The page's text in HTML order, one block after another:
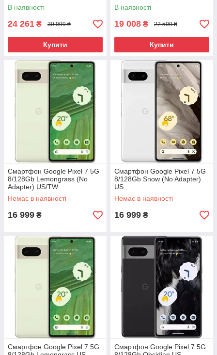
В наявності
24 261 ₴ 30 999 ₴
Купити
В наявності
19 008 ₴ 22 599 ₴
Купити
Смартфон Google Pixel 7 5G
8/128Gb Lemongrass (No
Adapter) US/TW
Немає в наявності
16 999 ₴
Смартфон Google Pixel 7 5G
8/128Gb Snow (No Adapter)
US
Немає в наявності
16 999 ₴
Смартфон Google Pixel 7 5G
Смартфон Google Pixel 7 5G